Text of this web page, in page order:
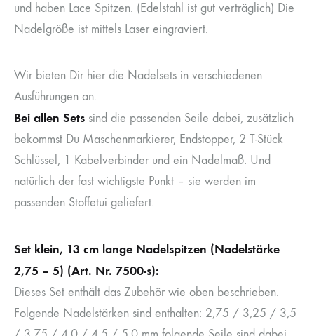
und haben Lace Spitzen. (Edelstahl ist gut verträglich) Die
Nadelgröße ist mittels Laser eingraviert.
Wir bieten Dir hier die Nadelsets in verschiedenen
Ausführungen an.
Bei allen Sets sind die passenden Seile dabei, zusätzlich
bekommst Du Maschenmarkierer, Endstopper, 2 T-Stück
Schlüssel, 1 Kabelverbinder und ein Nadelmaß. Und
natürlich der fast wichtigste Punkt – sie werden im
passenden Stoffetui geliefert.
Set klein, 13 cm lange Nadelspitzen (Nadelstärke
2,75 – 5) (Art. Nr. 7500-s):
Dieses Set enthält das Zubehör wie oben beschrieben.
Folgende Nadelstärken sind enthalten: 2,75 / 3,25 / 3,5